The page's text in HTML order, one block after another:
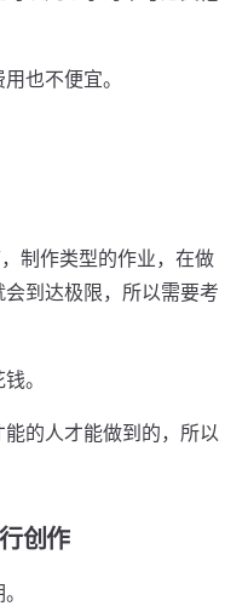
也不便宜。
制作类型的作业，在做
到达极限，所以需要考
。
的人才能做到的，所以
创作